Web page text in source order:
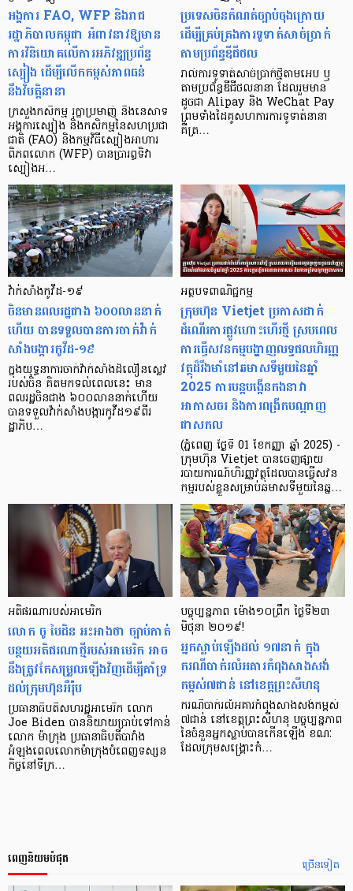
អង្គការ FAO, WFP និងរាជ
រដ្ឋាភិបាលកម្ពុជា អំពាវនាវឱ្យមាន
ការវិនិយោគលើការអភិវឌ្ឍប្រព័ន្ធ
ស្បៀង ដើម្បីលើកកម្ពស់ភាពធន់
នឹងវិបត្តិនានា
ក្រសួងកសិកម្ម រុក្ខាប្រមាញ់ និងនេសាទ
អង្គការស្បៀង និងកសិកម្មនៃសហប្រជា
ជាតិ (FAO) និងកម្មវិធីស្បៀងអាហារ
ពិភពលោក (WFP) បានប្រារព្ធទិវា
ស្បៀងអ…
ប្រទេសចិនកំណត់ច្បាប់ចុងក្រោយ
ដើម្បីគ្រប់គ្រងការទូទាត់សាច់ប្រាក់
តាមប្រព័ន្ធឌីជីថល
រាល់ការទូទាត់សាច់ប្រាក់ថ្មីតាមអេប ឫ
តាមប្រព័ន្ធឌីជីថលនានា ដែលរួមមាន
ដូចជា Alipay និង WeChat Pay
ព្រមទាំងដៃគូសហការការទូទាត់នានា
គឺត្រ…
វ៉ាក់សាំងកូវីដ-១៩
ចិនមានពលរដ្ឋជាង ៦០០លាននាក់
ហើយ បានទទួលបានការចាក់វ៉ាក់
សាំងបង្ការកូវីដ-១៩
ក្នុងយុទ្ធនាការចាក់វ៉ាក់សាំងដ៏លឿនស្លេវ
របស់ចិន គិតមកទល់ពេលនេះ មាន
ពលរដ្ឋចិនជាង ៦០០លាននាក់ហើយ
បានទទួលវ៉ាក់សាំងបង្ការកូវីដ១៩ពីរ
ដ្ឋាភិប…
អត្ថបទពាណិជ្ជកម្ម
ក្រុមហ៊ុន Vietjet ប្រកាសដាក់
ដំណើរការផ្លូវហោះហើរថ្មី ស្របពេល
ការធ្វើសវនកម្មបង្ហាញលទ្ធផលហិរញ្ញ
វត្ថុដ៏រឹងមាំនៅឆមាសទីមួយនៃឆ្នាំ
2025 ការបន្តបង្កើនកងនាវា
អាកាសចរ និងការពង្រីកបណ្តាញ
ជាសកល
(ភ្នំពេញ ថ្ងៃទី 01 ខែកញ្ញា ឆ្នាំ 2025) -
ក្រុមហ៊ុន Vietjet បានចេញផ្សាយ
របាយការណ៍ហិរញ្ញវត្ថុដែលបានធ្វើសវន
កម្មរបស់ខ្លួនសម្រាប់ឆមាសទីមួយនៃឆ្ន…
អតិផរណារបស់អាមេរិក
លោក ចូ បៃដិន អះអាងថា ច្បាប់កាត់
បន្ថយអតិផរណាថ្មីរបស់អាមេរិក អាច
នឹងត្រូវកែសម្រួលឡើងវិញដើម្បីគាំទ្រ
ដល់ក្រុមហ៊ុនអឺរ៉ុប
ប្រធានាធិបតីសហរដ្ឋអាមេរិក លោក
Joe Biden បាននិយាយប្រាប់ទៅកាន់
លោក ម៉ាក្រុង ប្រធានាធិបតីបារាំង
អំឡុងពេលលោកម៉ាក្រុងបំពេញទស្សន
កិច្ចនៅទីក្រ…
បច្ចុប្បន្នភាព ​ម៉ោង១០ព្រឹក ថ្ងៃទី២៣
មិថុនា ២០១៩!
អ្នក​ស្លាប់ឡើងដល់ ១៧នាក់ ក្នុង​​
ករណី​បាក់​រលំ​អគារ​​កំពុង​សាងសង់​
កម្ពស់​៧ជាន់ នៅ​ខេត្ត​ព្រះសីហនុ
ករណី​បាក់រលំ​អគារ​កំពុង​សាងសង់​កម្ពស់
៧ជាន់​ នៅ​ខេត្ត​ព្រះសីហនុ បច្ចុប្បន្នភាព​
នៃ​ចំនួនអ្នក​ស្លាប់​បាន​កើនឡើង ខណៈ​
ដែល​ក្រុម​សង្គ្រោះ​កំ…
ច្រើនទៀត
ពេញនិយមបំផុត